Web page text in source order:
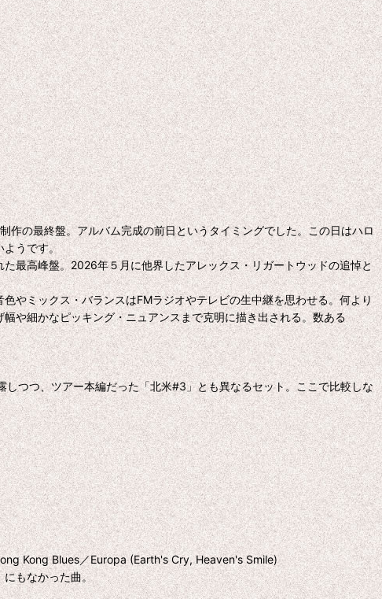
の最終盤。アルバム完成の前日というタイミングでした。この日はハロ
ようです。
最高峰盤。2026年５月に他界したアレックス・リガートウッドの追悼と
やミックス・バランスはFMラジオやテレビの生中継を思わせる。何より
や細かなピッキング・ニュアンスまで克明に描き出される。数ある
つつ、ツアー本編だった「北米#3」とも異なるセット。ここで比較しな
Kong Blues／Europa (Earth's Cry, Heaven's Smile)
もなかった曲。